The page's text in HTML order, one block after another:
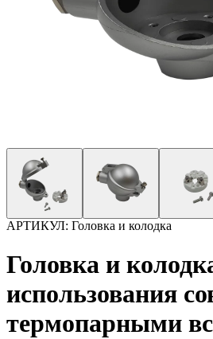
АРТИКУЛ: Головка и колодка
Головка и
использования
термопарными